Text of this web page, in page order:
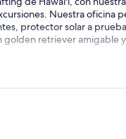
Nuestra oficina
protector solar a
golden retriever amigable